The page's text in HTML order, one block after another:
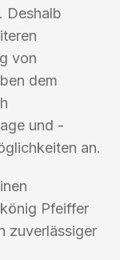
Deshalb
von
dem
und -
an.
Pfeiffer
zuverlässiger